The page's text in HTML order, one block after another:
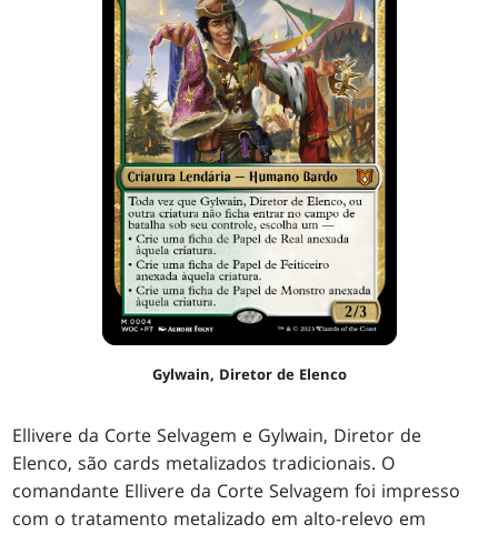
Gylwain, Diretor de Elenco
Ellivere da Corte Selvagem e Gylwain, Diretor de
Elenco, são cards metalizados tradicionais. O
comandante Ellivere da Corte Selvagem foi impresso
com o tratamento metalizado em alto-relevo em